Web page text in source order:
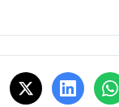
in neuem Tab)
(öffnet in(öffnet